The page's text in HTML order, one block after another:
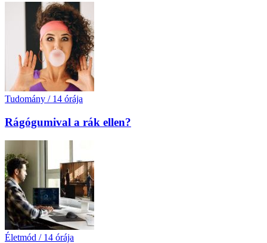
Tudomány / 14 órája
Rágógumival a rák ellen?
Életmód / 14 órája